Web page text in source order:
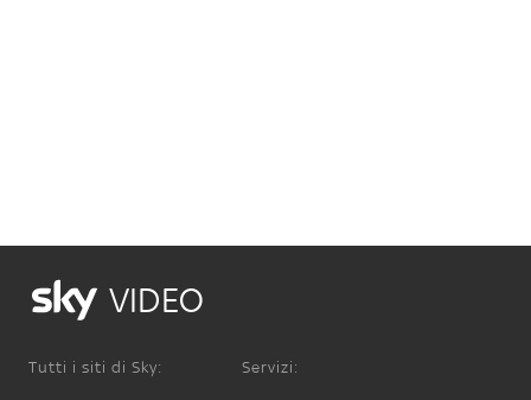
VIDEO
Tutti i siti di Sky: Servizi: